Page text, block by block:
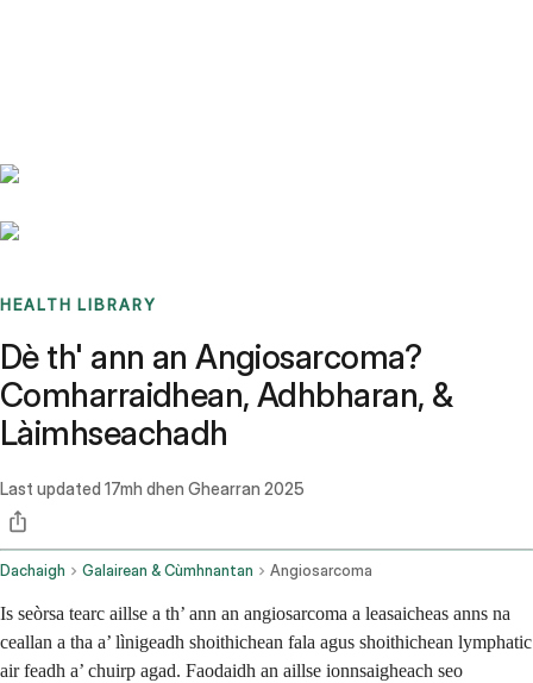
HEALTH LIBRARY
Dè th' ann an Angiosarcoma?
Comharraidhean, Adhbharan, &
Làimhseachadh
Last updated 17mh dhen Ghearran 2025
Dachaigh Galairean & Cùmhnantan Angiosarcoma
Is seòrsa tearc aillse a th’ ann an angiosarcoma a leasaicheas anns na
ceallan a tha a’ lìnigeadh shoithichean fala agus shoithichean lymphatic
air feadh a’ chuirp agad. Faodaidh an aillse ionnsaigheach seo